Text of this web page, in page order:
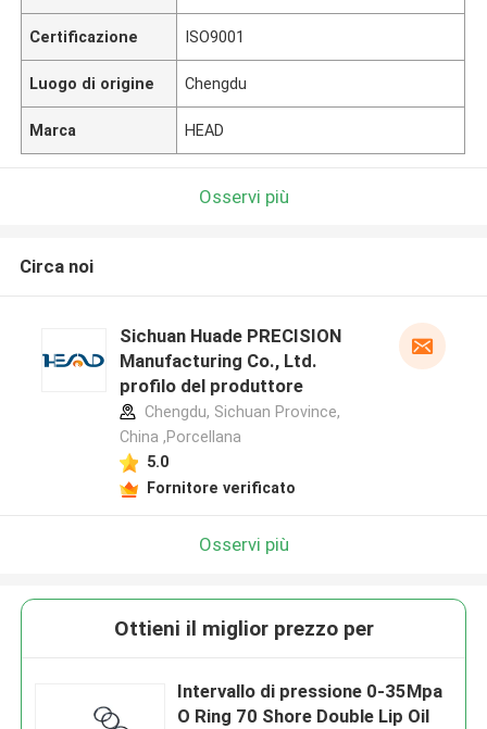
Certificazione ISO9001
Luogo di origine Chengdu
Marca HEAD
Osservi più
Circa noi
Sichuan Huade PRECISION
Manufacturing Co., Ltd.
profilo del produttore
Chengdu, Sichuan Province,
China ,Porcellana
5.0
Fornitore verificato
Osservi più
Ottieni il miglior prezzo per
Intervallo di pressione 0-35Mpa
O Ring 70 Shore Double Lip Oil